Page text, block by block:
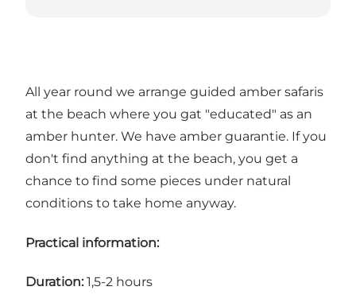
All year round we arrange guided amber safaris
at the beach where you gat "educated" as an
amber hunter. We have amber guarantie. If you
don't find anything at the beach, you get a
chance to find some pieces under natural
conditions to take home anyway.
Practical information:
Duration: 1,5-2 hours